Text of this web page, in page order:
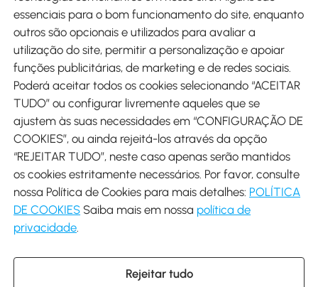
Métodos de pagamento
Envio
Descarregar Aosom App
Google Play
+34 931 294 512 (Seg-Sex das 7:30 às 16:30h)
essenciais para o bom funcionamento do site, enquanto
outros são opcionais e utilizados para avaliar a
utilização do site, permitir a personalização e apoiar
funções publicitárias, de marketing e de redes sociais.
Poderá aceitar todos os cookies selecionando “ACEITAR
TUDO” ou configurar livremente aqueles que se
ajustem às suas necessidades em “CONFIGURAÇÃO DE
COOKIES”, ou ainda rejeitá-los através da opção
“REJEITAR TUDO”, neste caso apenas serão mantidos
os cookies estritamente necessários. Por favor, consulte
nossa Política de Cookies para mais detalhes: POLÍTICA
DE COOKIES Saiba mais em nossa política de
privacidade
Rejeitar tudo